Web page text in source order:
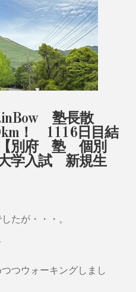
塾長散
！ 1116日目結
別府 塾 個別
学入試 新規生
たが・・・。
つウォーキングしまし